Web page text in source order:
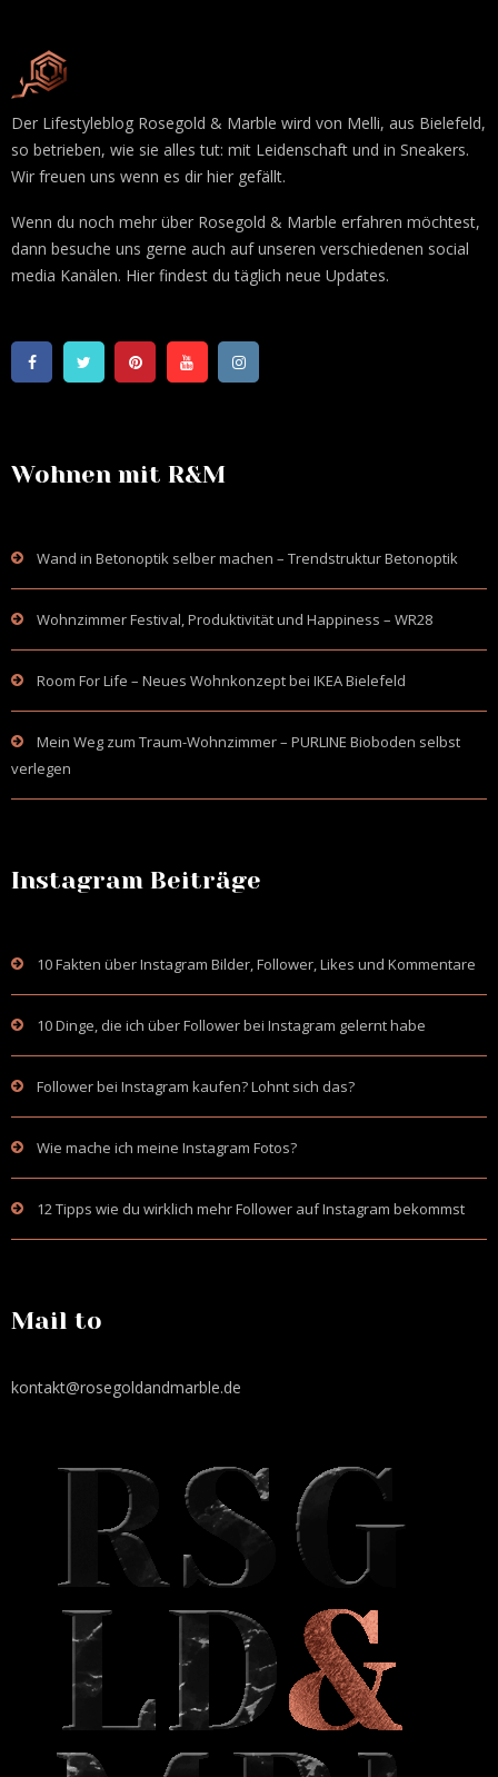
Der Lifestyleblog Rosegold & Marble wird von Melli, aus Bielefeld,
so betrieben, wie sie alles tut: mit Leidenschaft und in Sneakers.
Wir freuen uns wenn es dir hier gefällt.
Wenn du noch mehr über Rosegold & Marble erfahren möchtest,
dann besuche uns gerne auch auf unseren verschiedenen social
media Kanälen. Hier findest du täglich neue Updates.
Wohnen mit R&M
Wand in Betonoptik selber machen – Trendstruktur Betonoptik
Wohnzimmer Festival, Produktivität und Happiness – WR28
Room For Life – Neues Wohnkonzept bei IKEA Bielefeld
Mein Weg zum Traum-Wohnzimmer – PURLINE Bioboden selbst
verlegen
Instagram Beiträge
10 Fakten über Instagram Bilder, Follower, Likes und Kommentare
10 Dinge, die ich über Follower bei Instagram gelernt habe
Follower bei Instagram kaufen? Lohnt sich das?
Wie mache ich meine Instagram Fotos?
12 Tipps wie du wirklich mehr Follower auf Instagram bekommst
Mail to
kontakt@rosegoldandmarble.de